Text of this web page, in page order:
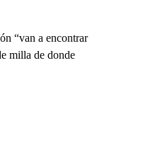
“van a encontrar
milla de donde